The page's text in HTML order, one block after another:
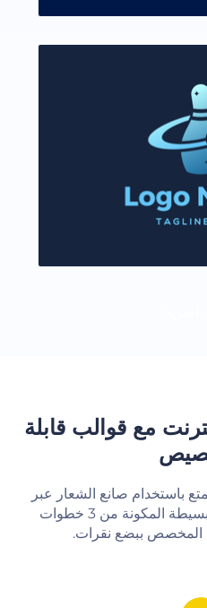
قوالب قابلة
صانع الشعار عبر
الإنترنت. اتبع هذه العملية البسيطة المكونة من 3 خطوات
ببضع نقرات.‬